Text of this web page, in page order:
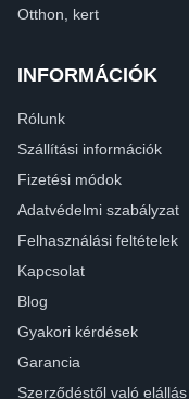
Otthon, kert
INFORMÁCIÓK
Rólunk
Szállítási információk
Fizetési módok
Adatvédelmi szabályzat
Felhasználási feltételek
Kapcsolat
Blog
Gyakori kérdések
Garancia
Szerződéstől való elállás